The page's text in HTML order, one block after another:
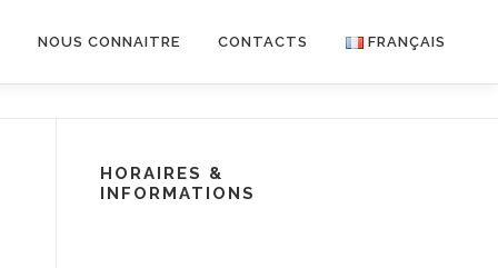
NOUS CONNAITRE CONTACTS FRANÇAIS
HORAIRES &
INFORMATIONS